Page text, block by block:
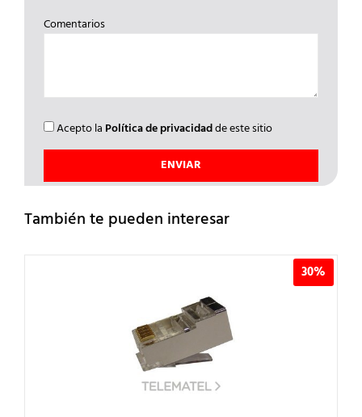
Comentarios
Acepto la Política de privacidadde este sitio
También te pueden interesar
30%